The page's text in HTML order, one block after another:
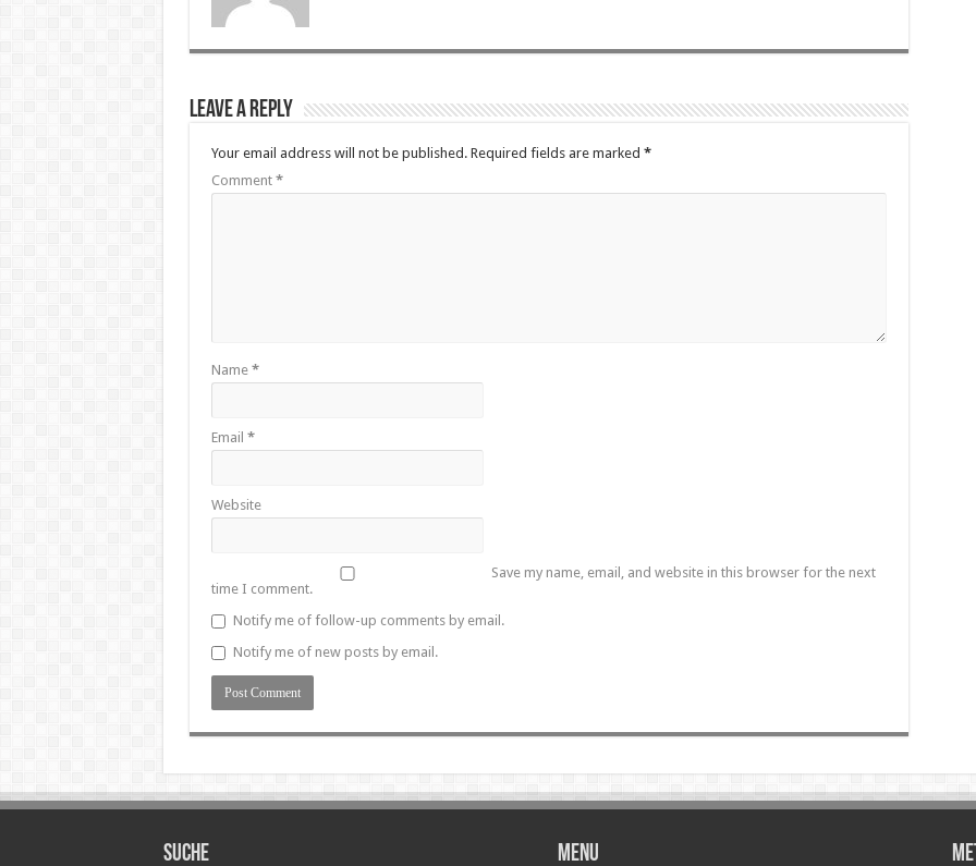
Leave a Reply
Your email address will not be published. Required fields are marked *
Comment *
Name *
Email *
Website
Save my name, email, and website in this browser for the next
time I comment.
Notify me of follow-up comments by email.
Notify me of new posts by email.
SUCHE Menu